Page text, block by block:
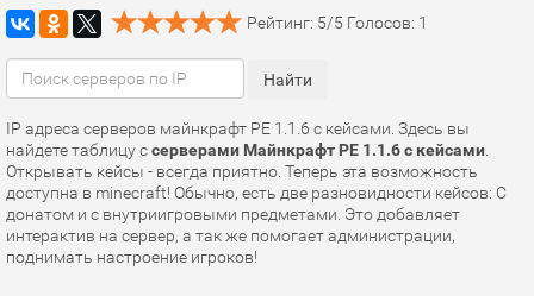
Рейтинг: 5/5 Голосов: 1
IP адреса серверов майнкрафт PE 1.1.6 с кейсами. Здесь вы
найдете таблицу ссерверами Майнкрафт PE 1.1.6 с кейсами
Открывать кейсы - всегда приятно. Теперь эта возможность
доступна в minecraft! Обычно, есть две разновидности кейсов: С
донатом и с внутриигровыми предметами. Это добавляет
интерактив на сервер, а так же помогает администрации,
поднимать настроение игроков!